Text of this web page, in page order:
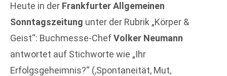
Heute in der Frankfurter Allgemeinen
Sonntagszeitung unter der Rubrik „Körper &
Geist“: Buchmesse-ChefVolker Neumann
antwortet auf Stichworte wie „Ihr
Erfolgsgeheimnis?“ (‚Spontaneität, Mut,